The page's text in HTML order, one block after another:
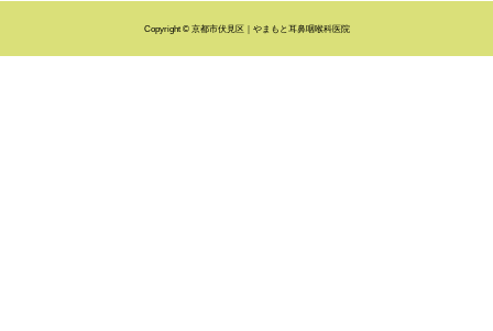
Copyright © 京都市伏見区｜やまもと耳鼻咽喉科医院